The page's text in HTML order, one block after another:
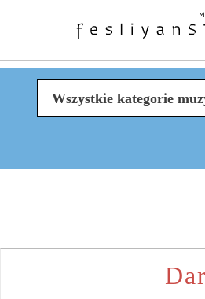
Wszystkie kategorie